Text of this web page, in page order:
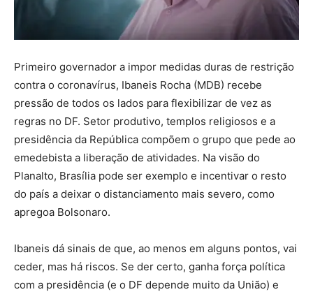
Primeiro governador a impor medidas duras de restrição
contra o coronavírus, Ibaneis Rocha (MDB) recebe
pressão de todos os lados para flexibilizar de vez as
regras no DF. Setor produtivo, templos religiosos e a
presidência da República compõem o grupo que pede ao
emedebista a liberação de atividades. Na visão do
Planalto, Brasília pode ser exemplo e incentivar o resto
do país a deixar o distanciamento mais severo, como
apregoa Bolsonaro.
Ibaneis dá sinais de que, ao menos em alguns pontos, vai
ceder, mas há riscos. Se der certo, ganha força política
com a presidência (e o DF depende muito da União) e